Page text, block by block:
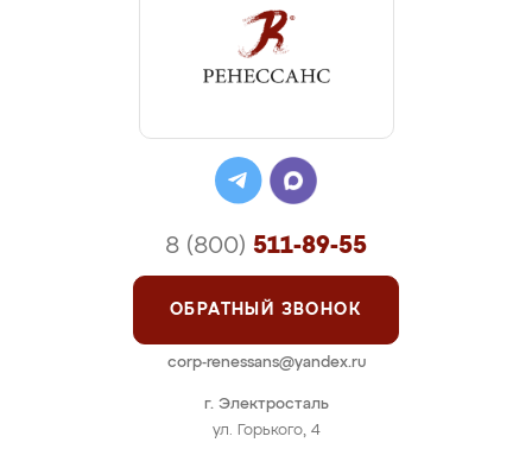
г. Электросталь
ул. Горького, 4
8 (800) 511-89-55
ОБРАТНЫЙ ЗВОНОК
corp-renessans@yandex.ru